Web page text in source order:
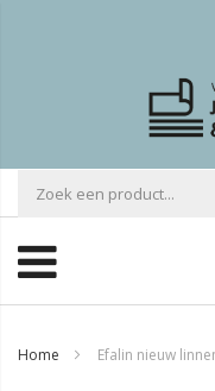
Home Efalin nieuw